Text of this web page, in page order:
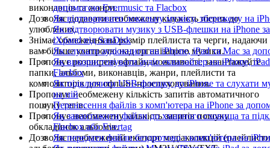
допомогою Evermusic та Flacbox
Як відтворювати локальну музику, збережену на
Як відтворювати музику з USB-флешки на iPhone
iXpand від SanDisk
Як слухати аудіокниги на iPhone, iPad та Mac за
Як використовувати аудіо еквалайзер на iPhone,
Flacbox
Як підключити USB-флешку до iPhone та слухати
на ній
Перенесення файлів з комп'ютера на iPhone за
Як завантажити файли до хмарного сховища та
Flacbox або Evertag
Як передати файли бездротово з комп'ютера на
виконавців та жанри.
Дозволяє додавати необмежену кількість пісень до
улюблених.
Знімає обмеження на розмір плейлиста та черги, надаючи
вам більше контролю над організацією музики.
Пропонує розширені офлайн-можливості: завантажуйте
папки, альбоми, виконавців, жанри, плейлисти та
композиторів для офлайн-прослуховування.
Пропонує необмежену кількість запитів автоматичного
пошуку тегів.
Пропонує необмежену кількість запитів пошуку
обкладинок альбомів.
Дозволяє необмежений експорт медіаколекцій